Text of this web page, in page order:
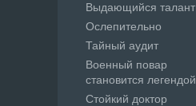
Выдающийся талант
Ослепительно
Тайный аудит
Военный повар
становится легендой
Стойкий доктор